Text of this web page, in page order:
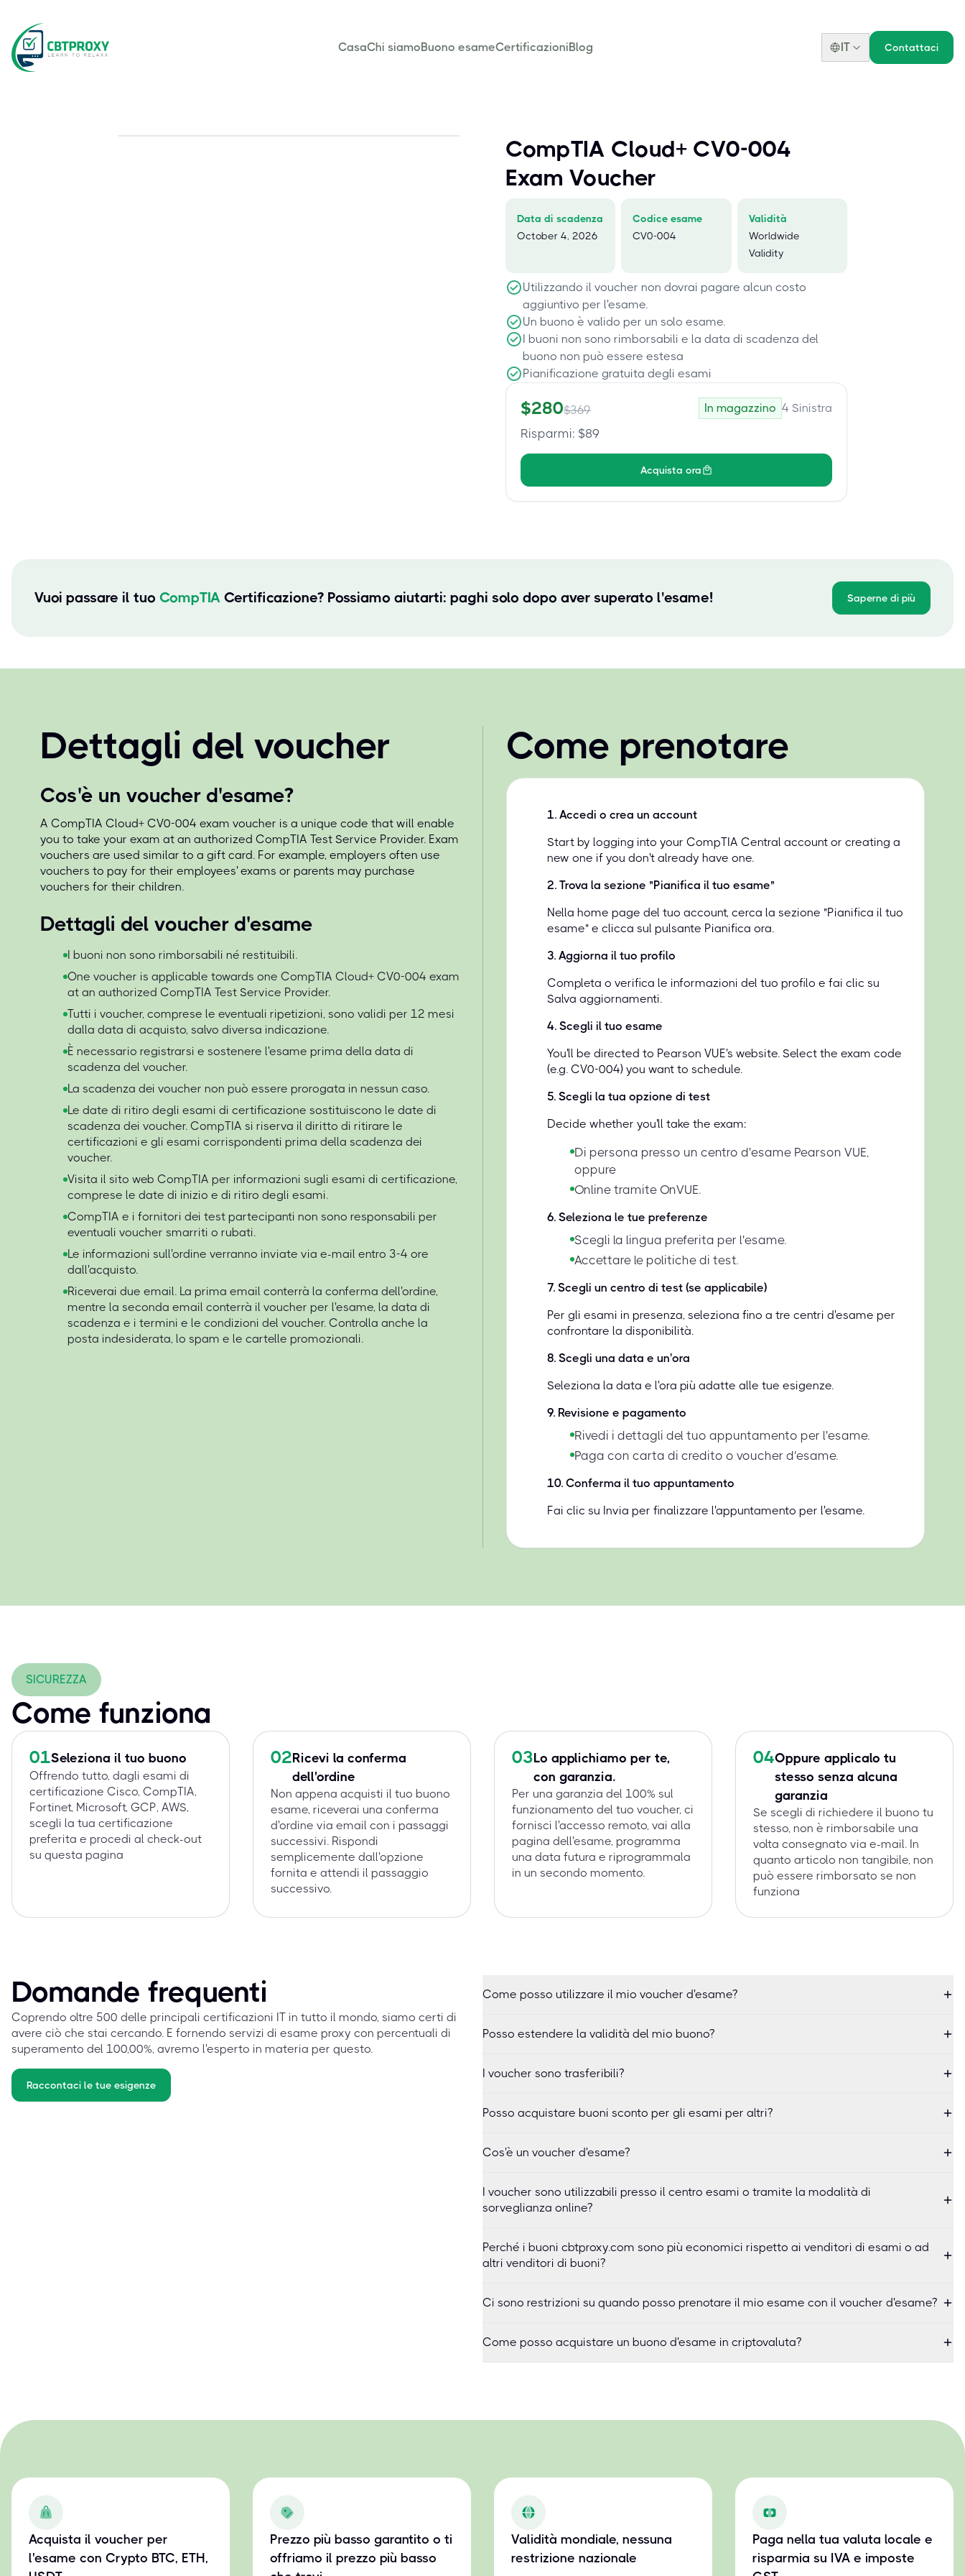
CasaChi siamoBuono esameCertificazioniBlog IT Contattaci
CompTIA Cloud+ CV0-004
Exam Voucher
Data di scadenza
October 4, 2026
Codice esame
CV0-004
Validità
Worldwide
Validity
Utilizzando il voucher non dovrai pagare alcun costo
aggiuntivo per l'esame.
Un buono è valido per un solo esame.
I buoni non sono rimborsabili e la data di scadenza del
buono non può essere estesa
Pianificazione gratuita degli esami
$280$369 In magazzino 4 Sinistra
Risparmi: $89
Acquista ora
Vuoi passare il tuo CompTIA Certificazione? Possiamo aiutarti: paghi solo dopo aver superato l'esame! Saperne di più
Dettagli del voucher
Cos'è un voucher d'esame?
A CompTIA Cloud+ CV0-004 exam voucher is a unique code that will enable
you to take your exam at an authorized CompTIA Test Service Provider. Exam
vouchers are used similar to a gift card. For example, employers often use
vouchers to pay for their employees' exams or parents may purchase
vouchers for their children.
Dettagli del voucher d'esame
I buoni non sono rimborsabili né restituibili.
One voucher is applicable towards one CompTIA Cloud+ CV0-004 exam
at an authorized CompTIA Test Service Provider.
Tutti i voucher, comprese le eventuali ripetizioni, sono validi per 12 mesi
dalla data di acquisto, salvo diversa indicazione.
È necessario registrarsi e sostenere l'esame prima della data di
scadenza del voucher.
La scadenza dei voucher non può essere prorogata in nessun caso.
Le date di ritiro degli esami di certificazione sostituiscono le date di
scadenza dei voucher. CompTIA si riserva il diritto di ritirare le
certificazioni e gli esami corrispondenti prima della scadenza dei
voucher.
Visita il sito web CompTIA per informazioni sugli esami di certificazione,
comprese le date di inizio e di ritiro degli esami.
CompTIA e i fornitori dei test partecipanti non sono responsabili per
eventuali voucher smarriti o rubati.
Le informazioni sull'ordine verranno inviate via e-mail entro 3-4 ore
dall'acquisto.
Riceverai due email. La prima email conterrà la conferma dell'ordine,
mentre la seconda email conterrà il voucher per l'esame, la data di
scadenza e i termini e le condizioni del voucher. Controlla anche la
posta indesiderata, lo spam e le cartelle promozionali.
Come prenotare
1. Accedi o crea un account
Start by logging into your CompTIA Central account or creating a
new one if you don't already have one.
2. Trova la sezione "Pianifica il tuo esame"
Nella home page del tuo account, cerca la sezione "Pianifica il tuo
esame" e clicca sul pulsante Pianifica ora.
3. Aggiorna il tuo profilo
Completa o verifica le informazioni del tuo profilo e fai clic su
Salva aggiornamenti.
4. Scegli il tuo esame
You'll be directed to Pearson VUE's website. Select the exam code
(e.g. CV0-004) you want to schedule.
5. Scegli la tua opzione di test
Decide whether you'll take the exam:
Di persona presso un centro d'esame Pearson VUE,
oppure
Online tramite OnVUE.
6. Seleziona le tue preferenze
Scegli la lingua preferita per l'esame.
Accettare le politiche di test.
7. Scegli un centro di test (se applicabile)
Per gli esami in presenza, seleziona fino a tre centri d'esame per
confrontare la disponibilità.
8. Scegli una data e un'ora
Seleziona la data e l'ora più adatte alle tue esigenze.
9. Revisione e pagamento
Rivedi i dettagli del tuo appuntamento per l'esame.
Paga con carta di credito o voucher d'esame.
10. Conferma il tuo appuntamento
Fai clic su Invia per finalizzare l'appuntamento per l'esame.
SICUREZZA
Come funziona
01Seleziona il tuo buono
Offrendo tutto, dagli esami di
certificazione Cisco, CompTIA,
Fortinet, Microsoft, GCP, AWS,
scegli la tua certificazione
preferita e procedi al check-out
su questa pagina
02 Ricevi la conferma
dell'ordine
Non appena acquisti il tuo buono
esame, riceverai una conferma
d'ordine via email con i passaggi
successivi. Rispondi
semplicemente dall'opzione
fornita e attendi il passaggio
successivo.
03 Lo applichiamo per te,
con garanzia.
Per una garanzia del 100% sul
funzionamento del tuo voucher, ci
fornisci l'accesso remoto, vai alla
pagina dell'esame, programma
una data futura e riprogrammala
in un secondo momento.
04Oppure applicalo tu
stesso senza alcuna
garanzia
Se scegli di richiedere il buono tu
stesso, non è rimborsabile una
volta consegnato via e-mail. In
quanto articolo non tangibile, non
può essere rimborsato se non
funziona
Domande frequenti
Coprendo oltre 500 delle principali certificazioni IT in tutto il mondo, siamo certi di
avere ciò che stai cercando. E fornendo servizi di esame proxy con percentuali di
superamento del 100,00%, avremo l'esperto in materia per questo.
Raccontaci le tue esigenze
Come posso utilizzare il mio voucher d'esame?
Posso estendere la validità del mio buono?
I voucher sono trasferibili?
Posso acquistare buoni sconto per gli esami per altri?
Cos'è un voucher d'esame?
I voucher sono utilizzabili presso il centro esami o tramite la modalità di
sorveglianza online?
Perché i buoni cbtproxy.com sono più economici rispetto ai venditori di esami o ad
altri venditori di buoni?
Ci sono restrizioni su quando posso prenotare il mio esame con il voucher d'esame?
Come posso acquistare un buono d'esame in criptovaluta?
Acquista il voucher per
l'esame con Crypto BTC, ETH,
Prezzo più basso garantito o ti
offriamo il prezzo più basso
Validità mondiale, nessuna
restrizione nazionale
Paga nella tua valuta locale e
risparmia su IVA e imposte